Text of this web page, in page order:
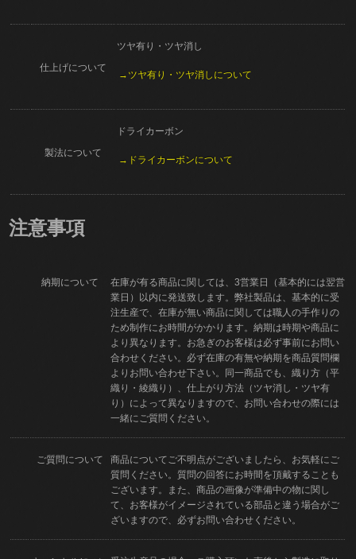
仕上げについて
ツヤ有り・ツヤ消し
→ツヤ有り・ツヤ消しについて
製法について
ドライカーボン
→ドライカーボンについて
注意事項
納期について
在庫が有る商品に関しては、3営業日（基本的には翌営
業日）以内に発送致します。弊社製品は、基本的に受
注生産で、在庫が無い商品に関しては職人の手作りの
ため制作にお時間がかかります。納期は時期や商品に
より異なります。お急ぎのお客様は必ず事前にお問い
合わせください。必ず在庫の有無や納期を商品質問欄
よりお問い合わせ下さい。同一商品でも、織り方（平
織り・綾織り）、仕上がり方法（ツヤ消し・ツヤ有
り）によって異なりますので、お問い合わせの際には
一緒にご質問ください。
ご質問について
商品についてご不明点がございましたら、お気軽にご
質問ください。質問の回答にお時間を頂戴することも
ございます。また、商品の画像が準備中の物に関し
て、お客様がイメージされている部品と違う場合がご
ざいますので、必ずお問い合わせください。